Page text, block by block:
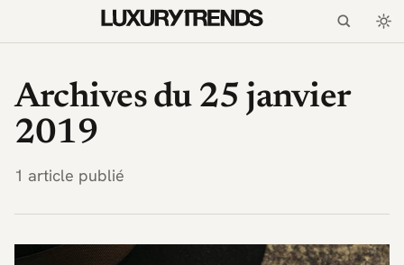
Archives du 25 janvier
2019
1 article publié